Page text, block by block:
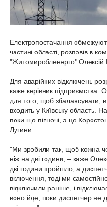
Електропостачання
частині області, розповів в
"Житомиробленерго" Олексій
Для аварійних відключень
каже керівник підприємства.
для того, щоб збалансувати,
входить у Київську область.
поки що півночі, а це
Лугини.
"Ми зробили так, щоб кожна
ніж на дві години, – каже
дві години пройшло, а
включення, тоді ми
відключили раніше, і
воно йде, поки диспетчер не